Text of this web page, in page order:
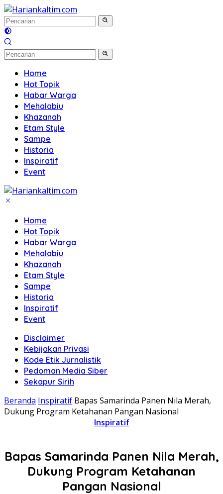
Langsung
ke
konten
Home
Hot Topik
Habar Warga
Mehalabiu
Khazanah
Etam Style
Sampe
Historia
Inspiratif
Event
Home
Hot Topik
Habar Warga
Mehalabiu
Khazanah
Etam Style
Sampe
Historia
Inspiratif
Event
Disclaimer
Kebijakan Privasi
Kode Etik Jurnalistik
Pedoman Media Siber
Sekapur Sirih
Beranda Inspiratif Bapas Samarinda Panen Nila Merah,
Dukung Program Ketahanan Pangan Nasional
Inspiratif
Bapas Samarinda Panen Nila Merah,
Dukung Program Ketahanan
Pangan Nasional